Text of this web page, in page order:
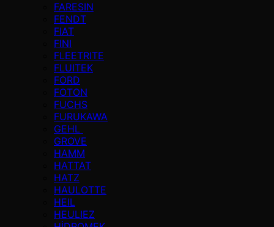
FARESIN
FENDT
FIAT
FINI
FLEETRITE
FLUITEK
FORD
FOTON
FUCHS
FURUKAWA
GEHL
GROVE
HAMM
HATTAT
HATZ
HAULOTTE
HEIL
HEULIEZ